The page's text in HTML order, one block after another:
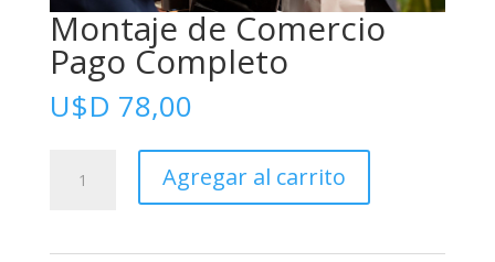
Montaje de Comercio
Pago Completo
U$D 78,00
Agregar al carrito